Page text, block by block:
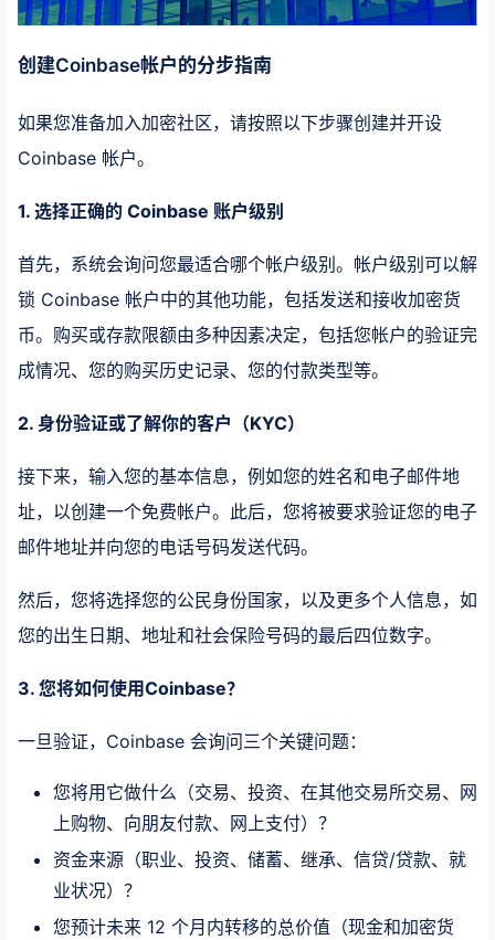
创建Coinbase帐户的分步指南
如果您准备加入加密社区，请按照以下步骤创建并开设
Coinbase 帐户。
1. 选择正确的 Coinbase 账户级别
首先，系统会询问您最适合哪个帐户级别。帐户级别可以解
锁 Coinbase 帐户中的其他功能，包括发送和接收加密货
币。购买或存款限额由多种因素决定，包括您帐户的验证完
成情况、您的购买历史记录、您的付款类型等。
2. 身份验证或了解你的客户（KYC）
接下来，输入您的基本信息，例如您的姓名和电子邮件地
址，以创建一个免费帐户。此后，您将被要求验证您的电子
邮件地址并向您的电话号码发送代码。
然后，您将选择您的公民身份国家，以及更多个人信息，如
您的出生日期、地址和社会保险号码的最后四位数字。
3. 您将如何使用Coinbase？
一旦验证，Coinbase 会询问三个关键问题：
您将用它做什么（交易、投资、在其他交易所交易、网
上购物、向朋友付款、网上支付）？
资金来源（职业、投资、储蓄、继承、信贷/贷款、就
业状况）？
您预计未来 12 个月内转移的总价值（现金和加密货